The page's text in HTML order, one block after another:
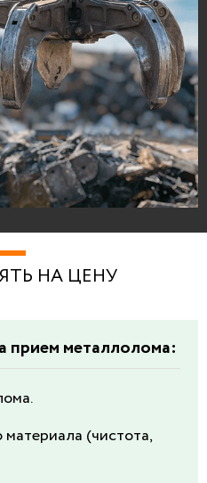
НА ЦЕНУ
прием металлолома:
(чистота,